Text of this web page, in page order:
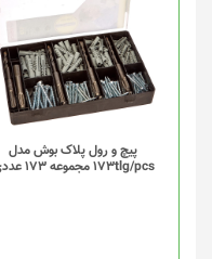
پیچ و رول پلاک بوش مدل
173tlg/pcs مجموعه 173 عددی
محصول
دارای
انواع
مختلفی
می
باشد.
گزینه
ها